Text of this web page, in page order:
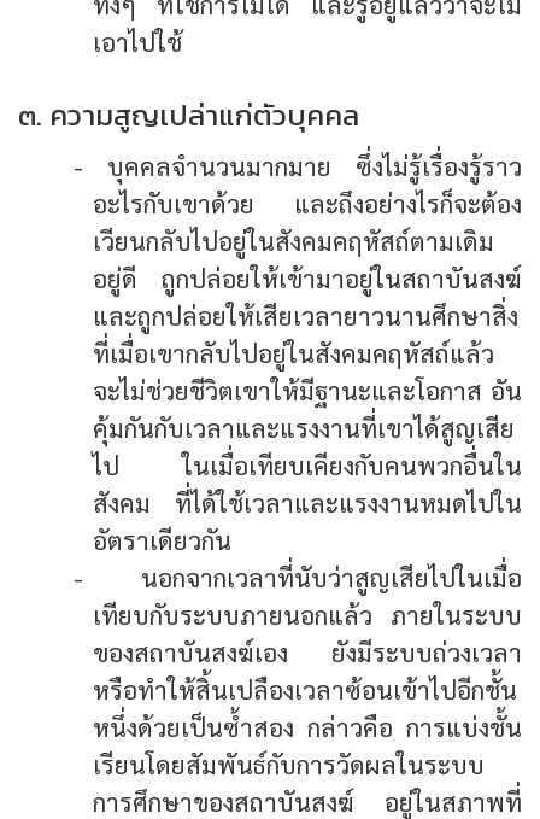
เอาไปใช้
๓. ความสูญเปล่าแก่ตัวบุคคล
- บุคคลจำนวนมากมาย ซึ่งไม่รู้เรื่องรู้ราว
อะไรกับเขาด้วย และถึงอย่างไรก็จะต้อง
เวียนกลับไปอยู่ในสังคมคฤหัสถ์ตามเดิม
อยู่ดี ถูกปล่อยให้เข้ามาอยู่ในสถาบันสงฆ์
และถูกปล่อยให้เสียเวลายาวนานศึกษาสิ่ง
ที่เมื่อเขากลับไปอยู่ในสังคมคฤหัสถ์แล้ว
จะไม่ช่วยชีวิตเขาให้มีฐานะและโอกาส อัน
คุ้มกันกับเวลาและแรงงานที่เขาได้สูญเสีย
ไป ในเมื่อเทียบเคียงกับคนพวกอื่นใน
สังคม ที่ได้ใช้เวลาและแรงงานหมดไปใน
อัตราเดียวกัน
- นอกจากเวลาที่นับว่าสูญเสียไปในเมื่อ
เทียบกับระบบภายนอกแล้ว ภายในระบบ
ของสถาบันสงฆ์เอง ยังมีระบบถ่วงเวลา
หรือทำให้สิ้นเปลืองเวลาซ้อนเข้าไปอีกชั้น
หนึ่งด้วยเป็นซ้ำสอง กล่าวคือ การแบ่งชั้น
เรียนโดยสัมพันธ์กับการวัดผลในระบบ
การศึกษาของสถาบันสงฆ์ อยู่ในสภาพที่